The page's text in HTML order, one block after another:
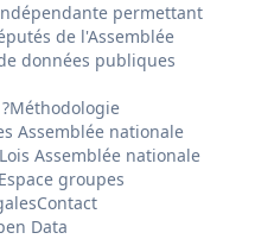
permettant
de l'Assemblée
données publiques
Méthodologie
Assemblée nationale
Lois Assemblée nationale
Espace groupes
Contact
Data